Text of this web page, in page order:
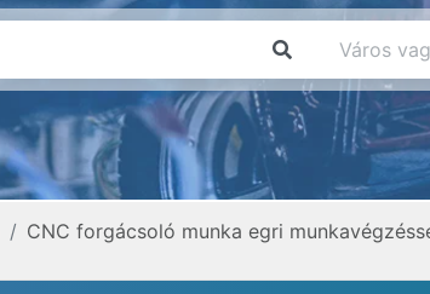
CNC forgácsoló munka egri